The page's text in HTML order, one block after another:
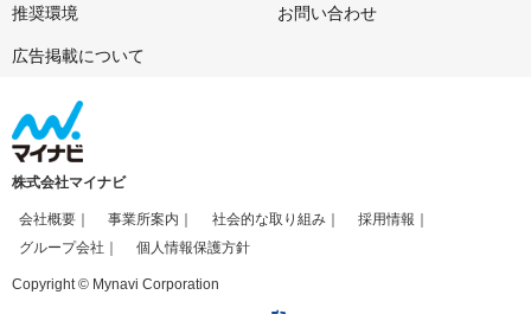
推奨環境 お問い合わせ
広告掲載について
株式会社マイナビ
会社概要 事業所案内 社会的な取り組み
採用情報
グループ会社
個人情報保護方針
Copyright © Mynavi Corporation